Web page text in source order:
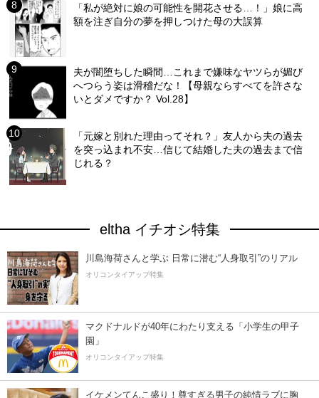
「私が絶対に娘の可能性を開花させる…！」娘に高
額を注ぎ自分の夢を押しつけた母の大誤算
夫が闇堕ちした瞬間…これまで嫌味なヤツらが媚び
へつらう姿は滑稽だな！【母親ならすべてを許さな
いとダメですか？ Vol.28】
「元嫁と別れた理由ってそれ？」友人から夫の過去
を突っ込まれ不安…信じて結婚した夫の過去まで信
じれる？
eltha イチオシ特集
川島海荷さんと学ぶ 日常に潜む“人身取引”のリアル
オリコンタイアップ特集
マクドナルドが40年にわたり支える「小学生の甲子
園」
オリコンタイアップ特集
イケメンてんこ盛り！尊すぎる男子の純情ラブに胸